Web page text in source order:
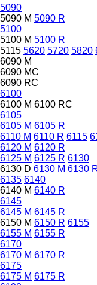
5090
5090 M 5090 R
5100
5100 M 5100 R
5115 5620 5720 5820
6090 M
6090 MC
6090 RC
6100
6100 M 6100 RC
6105
6105 M 6105 R
6110 M 6110 R 6115
6120 M 6120 R
6125 M 6125 R 6130
6130 D 6130 M 6130
6135 6140
6140 M 6140 R
6145
6145 M 6145 R
6150 M 6150 R 6155
6155 M 6155 R
6170
6170 M 6170 R
6175
6175 M 6175 R